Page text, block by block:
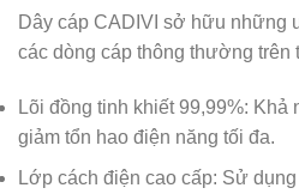
Dây cáp CADIVI sở hữu những
các dòng cáp thông thường trên
Lõi đồng tinh khiết 99,99%: Khả
giảm tổn hao điện năng tối đa.
Lớp cách điện cao cấp: Sử